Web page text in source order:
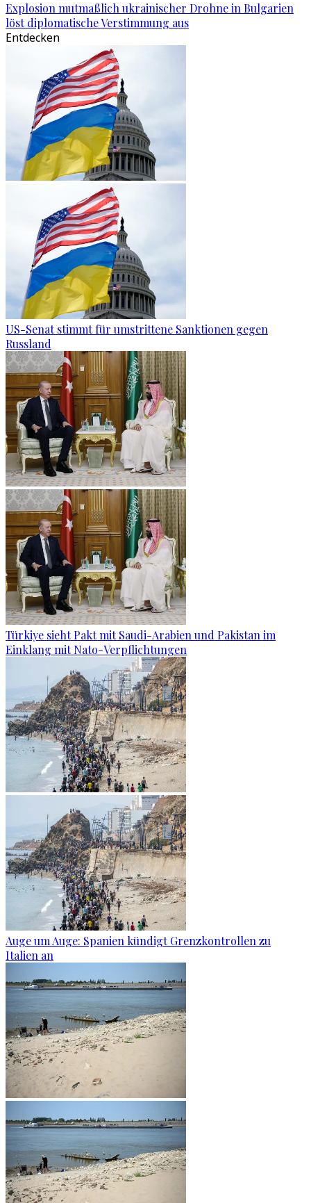
Explosion mutmaßlich ukrainischer Drohne in Bulgarien
löst diplomatische Verstimmung aus
Entdecken
US-Senat stimmt für umstrittene Sanktionen gegen
Russland
Türkiye sieht Pakt mit Saudi-Arabien und Pakistan im
Einklang mit Nato-Verpflichtungen
Auge um Auge: Spanien kündigt Grenzkontrollen zu
Italien an